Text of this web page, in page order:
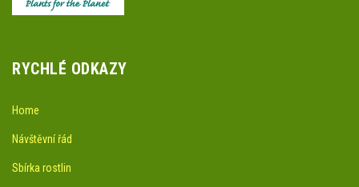
RYCHLÉ ODKAZY
Home
Návštěvní řád
Sbírka rostlin